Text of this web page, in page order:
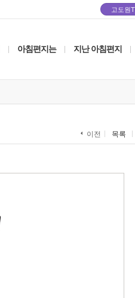
고도원
아침편지는 지난 아침편지
이전 목록